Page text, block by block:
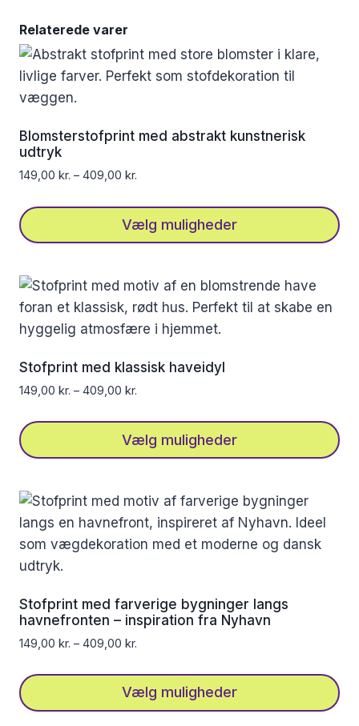
Relaterede varer
Blomsterstofprint med abstrakt kunstnerisk
udtryk
149,00 kr. – 409,00 kr.
Vælg muligheder
vare
har
flere
varianter.
Mulighederne
kan
på
varesiden
Stofprint med klassisk haveidyl
149,00 kr. – 409,00 kr.
Vælg muligheder
vare
har
flere
varianter.
Mulighederne
kan
vælges
på
Stofprint med farverige bygninger langs
havnefronten – inspiration fra Nyhavn
149,00 kr. – 409,00 kr.
Vælg muligheder